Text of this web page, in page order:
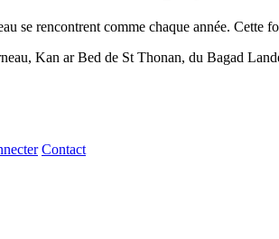
se rencontrent comme chaque année. Cette
Kan ar Bed de St Thonan, du Bagad
Contact